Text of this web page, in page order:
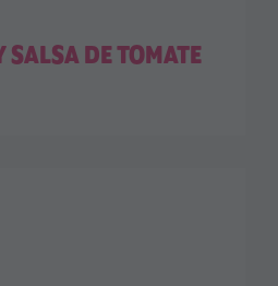
SALSA DE TOMATE